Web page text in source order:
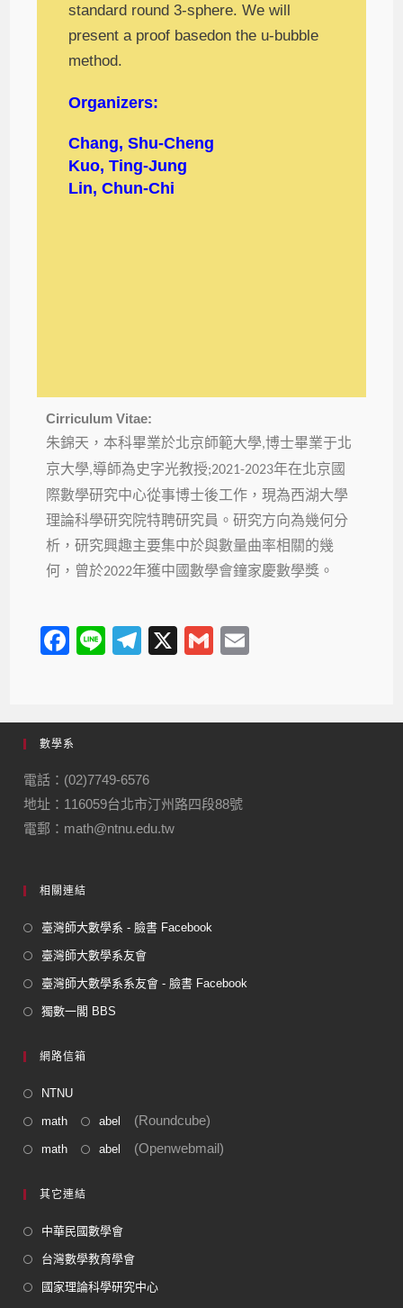
standard round 3-sphere. We will
present a proof basedon the u-bubble
method.
Organizers:
Chang, Shu-Cheng
Kuo, Ting-Jung
Lin, Chun-Chi
Cirriculum Vitae:
朱錦天，本科畢業於北京師範大學,博士畢業于北
京大學,導師為史字光教授;2021-2023年在北京國
際數學研究中心從事博士後工作，現為西湖大學
理論科學研究院特聘研究員。研究方向為幾何分
析，研究興趣主要集中於與數量曲率相關的幾
何，曾於2022年獲中國數學會鐘家慶數學獎。
F
e
b
o
o
k
Li
T
gr
m
X
G
數學系
電話：(02)7749-6576
地址：116059台北市汀州路四段88號
電郵：math@ntnu.edu.tw
相關連結
臺灣師大數學系 - 臉書 Facebook
臺灣師大數學系友會
臺灣師大數學系系友會 - 臉書 Facebook
獨數一閣 BBS
網路信箱
NTNU
math abel (Roundcube)
math abel (Openwebmail)
其它連結
中華民國數學會
台灣數學教育學會
國家理論科學研究中心